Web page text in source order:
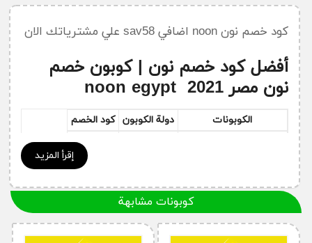
إقرأ المزيد
كود خصم نون noon اضافي sav58 علي مشترياتك الان
أفضل كود خصم نون | كوبون خصم
نون مصر noon egypt 2021
الكوبونات دولة الكوبون كود الخصم
sav58
sav58
كود خصم نون 2021
مصر
sav58
مصر
كود خصم نون مصر 2021
مصر
sav58
كوبونات مشابهة